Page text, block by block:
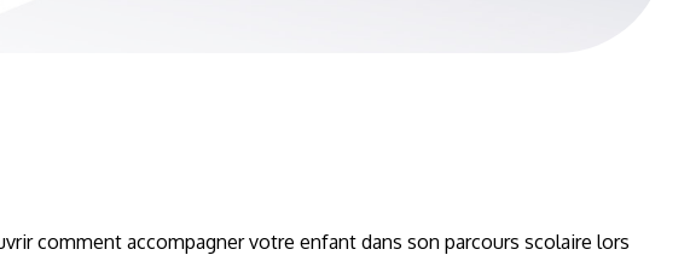
comment accompagner votre enfant dans son parcours scolaire lors